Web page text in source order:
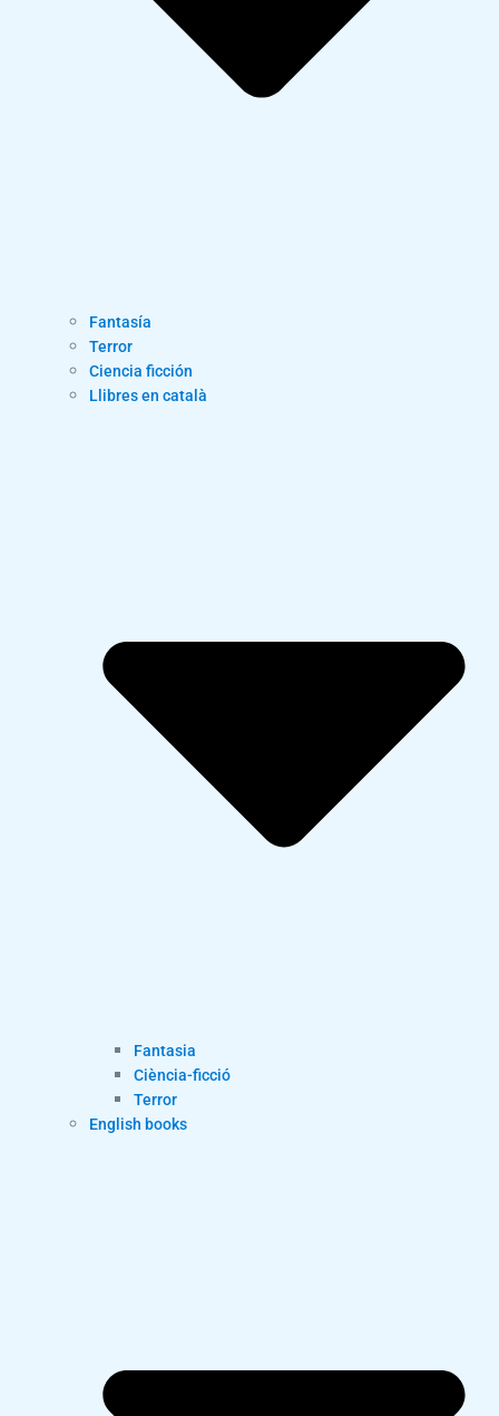
Fantasía
Terror
Ciencia ficción
Llibres en català
Fantasia
Ciència-ficció
Terror
English books